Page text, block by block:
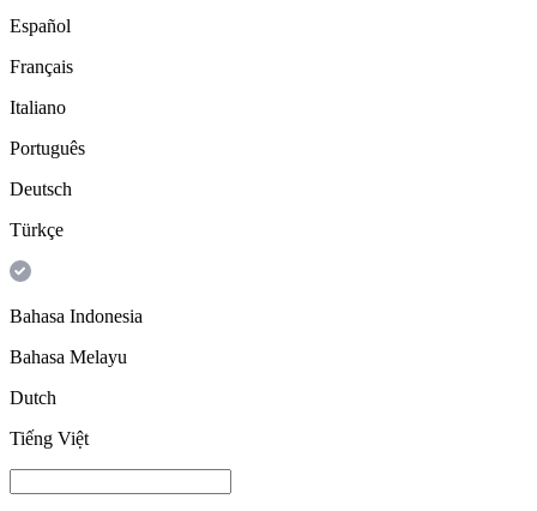
Español
Français
Italiano
Português
Deutsch
Türkçe
Bahasa Indonesia
Bahasa Melayu
Dutch
Tiếng Việt